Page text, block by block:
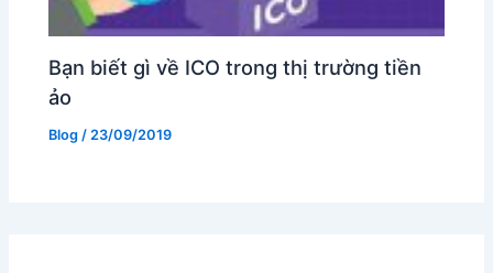
Bạn biết gì về ICO trong thị trường tiền
ảo
Blog / 23/09/2019